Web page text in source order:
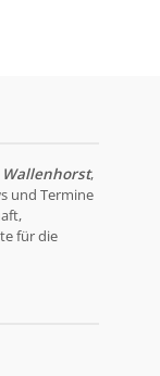
Wallenhorst,
und Termine
für die